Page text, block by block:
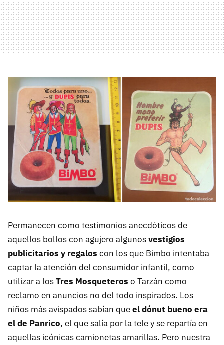
Permanecen como testimonios anecdóticos de
aquellos bollos con agujero algunosvestigios
publicitarios y regalos con los que Bimbo intentaba
captar la atención del consumidor infantil, como
utilizar a losTres Mosqueteros o Tarzán como
reclamo en anuncios no del todo inspirados. Los
niños más avispados sabían queel dónut bueno era
el de Panrico, el que salía por la tele y se repartía en
aquellas icónicas camionetas amarillas. Pero nuestra